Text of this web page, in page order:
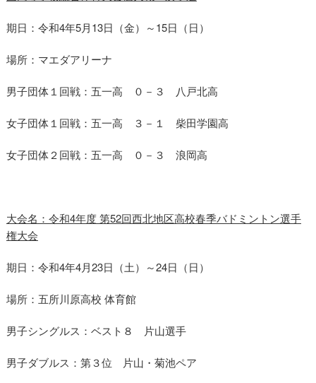
期日：令和4年5月13日（金）～15日（日）
場所：マエダアリーナ
男子団体１回戦：五一高 ０－３ 八戸北高
女子団体１回戦：五一高 ３－１ 柴田学園高
女子団体２回戦：五一高 ０－３ 浪岡高
大会名：令和4年度 第52回西北地区高校春季バドミントン選手
権大会
期日：令和4年4月23日（土）～24日（日）
場所：五所川原高校 体育館
男子シングルス：ベスト８ 片山選手
男子ダブルス：第３位 片山・菊池ペア